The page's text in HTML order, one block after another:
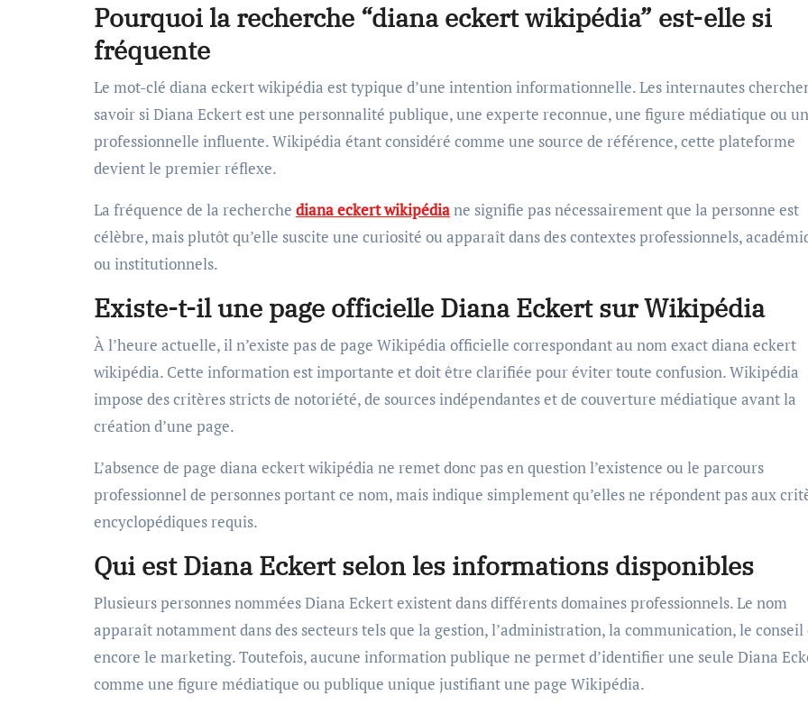
Pourquoi la recherche “diana eckert wikipédia” est-elle si
fréquente
Le mot-clé diana eckert wikipédia est typique d’une intention informationnelle. Les internautes
savoir si Diana Eckert est une personnalité publique, une experte reconnue, une figure médiatique ou
professionnelle influente. Wikipédia étant considéré comme une source de référence, cette plateforme
devient le premier réflexe.
La fréquence de la recherche diana eckert wikipédiane signifie pas nécessairement que la personne est
célèbre, mais plutôt qu’elle suscite une curiosité ou apparaît dans des contextes professionnels,
ou institutionnels.
Existe-t-il une page officielle Diana Eckert sur Wikipédia
À l’heure actuelle, il n’existe pas de page Wikipédia officielle correspondant au nom exact diana eckert
wikipédia. Cette information est importante et doit être clarifiée pour éviter toute confusion. Wikipédia
impose des critères stricts de notoriété, de sources indépendantes et de couverture médiatique avant la
création d’une page.
L’absence de page diana eckert wikipédia ne remet donc pas en question l’existence ou le parcours
professionnel de personnes portant ce nom, mais indique simplement qu’elles ne répondent pas aux
encyclopédiques requis.
Qui est Diana Eckert selon les informations disponibles
Plusieurs personnes nommées Diana Eckert existent dans différents domaines professionnels. Le nom
apparaît notamment dans des secteurs tels que la gestion, l’administration, la communication, le conseil
encore le marketing. Toutefois, aucune information publique ne permet d’identifier une seule Diana
comme une figure médiatique ou publique unique justifiant une page Wikipédia.